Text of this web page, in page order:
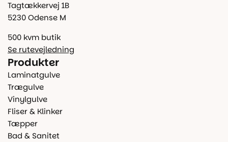
Tagtækkervej 1B
5230 Odense M
500 kvm butik
Se rutevejledning
Produkter
Laminatgulve
Trægulve
Vinylgulve
Fliser & Klinker
Tæpper
Bad & Sanitet